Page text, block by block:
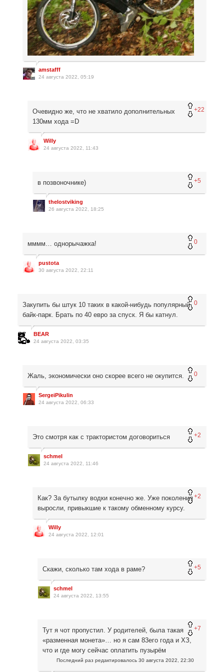
amstafff
24 августа 2022, 05:19
+22
Очевидно же, что не хватило дополнительных
130мм хода =D
Willy
24 августа 2022, 11:43
+5
в позвоночнике)
thelostviking
26 августа 2022, 18:25
0
мммм… однорычажка!
pustota
30 августа 2022, 22:11
0
Закупить бы штук 10 таких в какой-нибудь популярный
байк-парк. Брать по 40 евро за спуск. Я бы катнул.
BEAR
24 августа 2022, 03:35
0
Жаль, экономически оно скорее всего не окупится.
SergeiPikulin
24 августа 2022, 06:33
+2
Это смотря как с трактористом договориться
schmel
24 августа 2022, 11:46
+2
Как? За бутылку водки конечно же. Уже поколения
выросли, привыкшие к такому обменному курсу.
Willy
24 августа 2022, 12:01
+5
Скажи, сколько там хода в раме?
schmel
24 августа 2022, 13:55
+7
Тут я чот пропустил. У родителей, была такая
«разменная монета»… но я сам 83его года и ХЗ,
что и где могу сейчас оплатить пузырём
Последний раз редактировалось 30 августа 2022, 22:30